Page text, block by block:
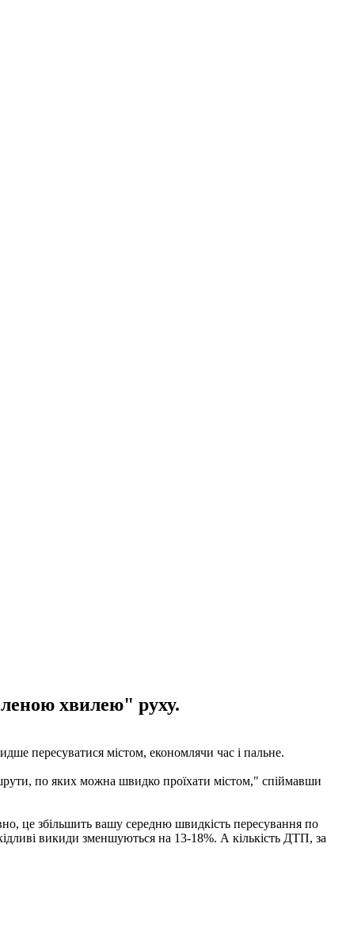
хвилею" руху.
пересуватися містом, економлячи час і пальне.
по яких можна швидко проїхати містом," спіймавши
це збільшить вашу середню швидкість пересування по
викиди зменшуються на 13-18%. А кількість ДТП, за